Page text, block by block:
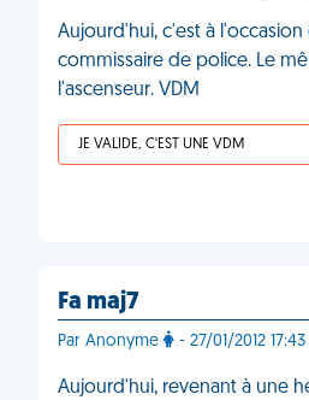
Aujourd'hui, c'est à
commissaire de police. Le
l'ascenseur. VDM
JE VALIDE, C'EST UNE VDM
Fa maj7
Par Anonyme - 27/01/2012
Aujourd'hui, revenant à une